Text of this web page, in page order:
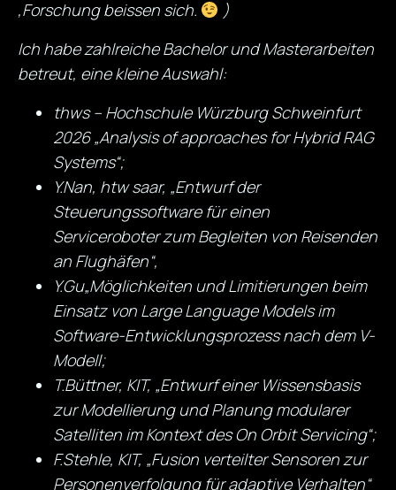
‚Forschung beissen sich.
)
Ich habezahlreiche Bachelor und Masterarbeiten
betreut, eine kleine Auswahl:
thws – Hochschule Würzburg Schweinfurt
2026 „Analysis of approaches for Hybrid RAG
Systems“;
Y.Nan, htw saar, „Entwurf der
Steuerungssoftware für einen
Serviceroboter zum Begleiten von Reisenden
an Flughäfen“,
Y.Gu„Möglichkeiten und Limitierungen beim
Einsatz von Large Language Models im
Software-Entwicklungsprozess nach dem V-
Modell;
T.Büttner, KIT, „Entwurf einer Wissensbasis
zur Modellierung und Planung modularer
Satelliten im Kontext des On Orbit Servicing“;
F.Stehle, KIT, „Fusion verteilter Sensoren zur
Personenverfolgung für adaptive Verhalten“